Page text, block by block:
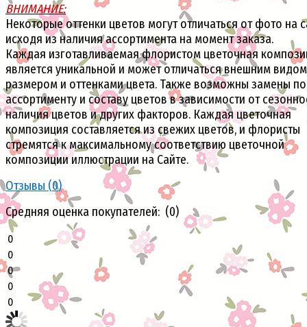
ВНИМАНИЕ:
Некоторые оттенки цветов могут отличаться от фото на
исходя из наличия ассортимента на момент заказа.
Каждая изготавливаемая флористом цветочная
является уникальной и может отличаться внешним
размером и оттенками цвета. Также возможны замены по
ассортименту и составу цветов в зависимости от
наличия цветов и других факторов. Каждая цветочная
композиция составляется из свежих цветов, и флористы
стремятся к максимальному соответствию цветочной
композиции иллюстрации на Сайте.
Отзывы (0)
Средняя оценка покупателей: (0)
0
0
0
0
0